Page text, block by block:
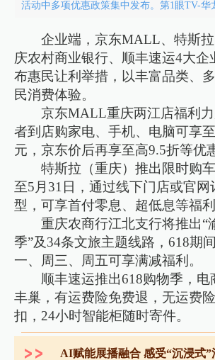
活动中多项优惠政策集中发布。第1眼TV-华
企业端，京东MALL、特斯
庆农村商业银行、顺丰速运4大企
布惠民让利举措，以丰富品类、
民消费体验。
京东MALL重庆两江店福利
者到店购家电、手机、电脑可享
元，京东价后再享至高9.5折等优
特斯拉（重庆）推出限时购
至5月31日，通过线下门店或官网
型，可享首付零息、超低息等福利
重庆农商行江北支行将推出“
季”及34条文旅主题线路，618期
一、周三、周五可享满减福利。
顺丰速运推出618购物季，电
丰巢，有运费险免费退，无运费
扣，24小时智能柜随时寄件。
AI赋能展播融合 感受“沉浸式”